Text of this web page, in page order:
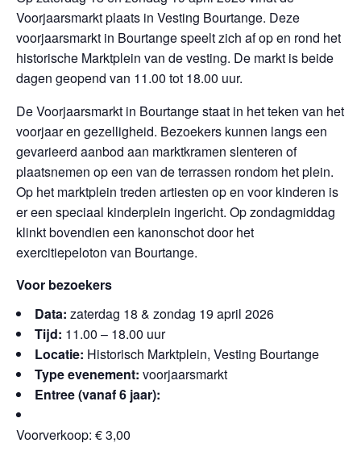
Voorjaarsmarkt plaats in Vesting Bourtange. Deze
voorjaarsmarkt in Bourtange speelt zich af op en rond het
historische Marktplein van de vesting. De markt is beide
dagen geopend van 11.00 tot 18.00 uur.
De Voorjaarsmarkt in Bourtange staat in het teken van het
voorjaar en gezelligheid. Bezoekers kunnen langs een
gevarieerd aanbod aan marktkramen slenteren of
plaatsnemen op een van de terrassen rondom het plein.
Op het marktplein treden artiesten op en voor kinderen is
er een speciaal kinderplein ingericht. Op zondagmiddag
klinkt bovendien een kanonschot door het
exercitiepeloton van Bourtange.
Voor bezoekers
Data: zaterdag 18 & zondag 19 april 2026
Tijd: 11.00 – 18.00 uur
Locatie: Historisch Marktplein, Vesting Bourtange
Type evenement: voorjaarsmarkt
Entree (vanaf 6 jaar):
Voorverkoop: € 3,00